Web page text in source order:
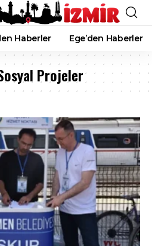
Haberler Ege’den Haberler
Projeler